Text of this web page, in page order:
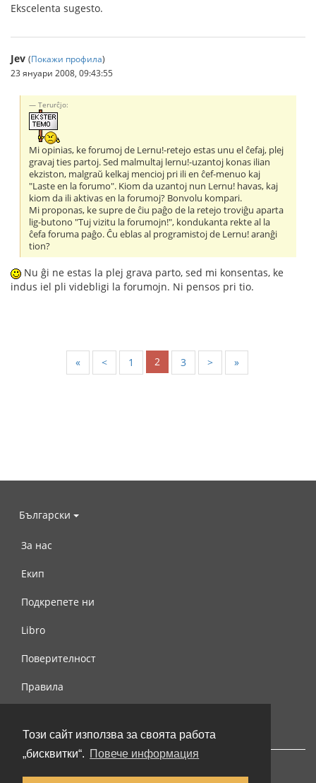
Този сайт използва за своята работа
„бисквитки“. Повече информация
Ekscelenta sugesto.
Jev (Покажи профила)
23 януари 2008, 09:43:55
Terurĉjo:
Mi opinias, ke forumoj de Lernu!-retejo estas unu el ĉefaj, plej
gravaj ties partoj. Sed malmultaj lernu!-uzantoj konas ilian
ekziston, malgraŭ kelkaj mencioj pri ili en ĉef-menuo kaj
"Laste en la forumo". Kiom da uzantoj nun Lernu! havas, kaj
kiom da ili aktivas en la forumoj? Bonvolu kompari.
Mi proponas, ke supre de ĉiu paĝo de la retejo troviĝu aparta
lig-butono "Tuj vizitu la forumojn!", kondukanta rekte al la
ĉefa foruma paĝo. Ĉu eblas al programistoj de Lernu! aranĝi
tion?
Nu ĝi ne estas la plej grava parto, sed mi konsentas, ke
indus iel pli videbligi la forumojn. Ni pensos pri tio.
« < 1 2 3 > »
Български
За нас
Екип
Подкрепете ни
Libro
Поверителност
Правила